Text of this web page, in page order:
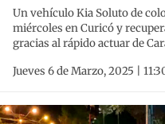
Un vehículo Kia Soluto de
miércoles en Curicó y
gracias al rápido actuar de
Jueves 6 de Marzo, 2025 |